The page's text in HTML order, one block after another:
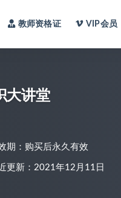
教师资格证 VIP会员
大讲堂
期：购买后永久有效
更新：2021年12月11日